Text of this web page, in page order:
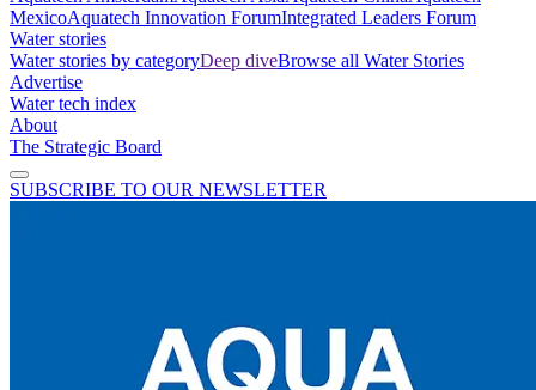
MexicoAquatech Innovation ForumIntegrated Leaders Forum
Water stories
Water stories by categoryDeep diveBrowse all Water Stories
Advertise
Water tech index
About
The Strategic Board
SUBSCRIBE TO OUR NEWSLETTER